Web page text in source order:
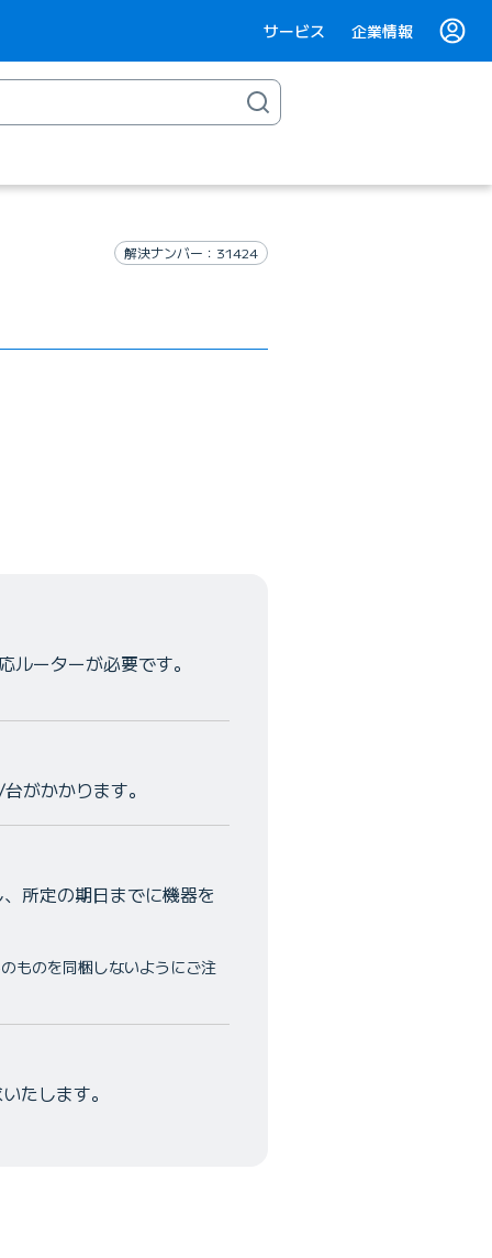
サービス 企業情報
解決ナンバー：31424
ーターが必要です。
がかかります。
所定の期日までに機器を
ものを同梱しないようにご注
たします。